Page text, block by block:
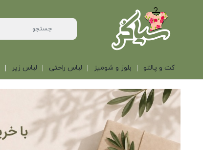
کت و پالتو بلوز و شومیز لباس راحتی لباس زیر